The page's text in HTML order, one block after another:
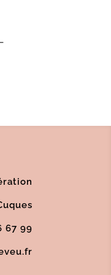
67 99